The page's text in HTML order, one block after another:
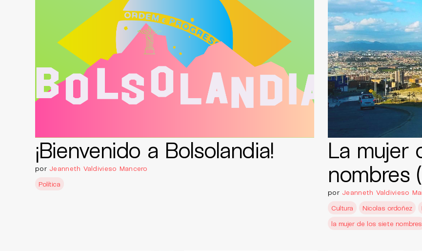
¡Bienvenido a Bolsolandia!
por Jeanneth Valdivieso Mancero
Política
La mujer
nombres
por Jeanneth Valdivieso
Cultura
Nicolas ordoñez
la mujer de los siete nombres